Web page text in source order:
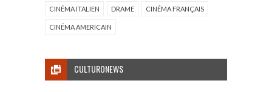
CINÉMA ITALIEN DRAME CINÉMA FRANÇAIS
CINÉMA AMERICAIN
CULTURONEWS